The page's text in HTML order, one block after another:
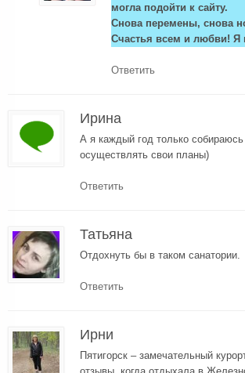
могла подойти к сайту.
Снова перемены, снова
Счастья всем и любви! Я
Ответить
Ирина
А я каждый год только
осуществлять свои планы)
Ответить
Татьяна
Отдохнуть бы в таком санатории.
Ответить
Ирни
Пятигорск – замечательный